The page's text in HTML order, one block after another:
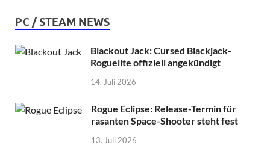
PC / STEAM NEWS
Blackout Jack: Cursed Blackjack-
Roguelite offiziell angekündigt
14. Juli 2026
Rogue Eclipse: Release-Termin für
rasanten Space-Shooter steht fest
13. Juli 2026